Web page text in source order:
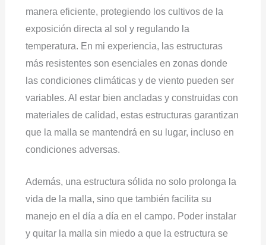
manera eficiente, protegiendo los cultivos de la
exposición directa al sol y regulando la
temperatura. En mi experiencia, las estructuras
más resistentes son esenciales en zonas donde
las condiciones climáticas y de viento pueden ser
variables. Al estar bien ancladas y construidas con
materiales de calidad, estas estructuras garantizan
que la malla se mantendrá en su lugar, incluso en
condiciones adversas.
Además, una estructura sólida no solo prolonga la
vida de la malla, sino que también facilita su
manejo en el día a día en el campo. Poder instalar
y quitar la malla sin miedo a que la estructura se